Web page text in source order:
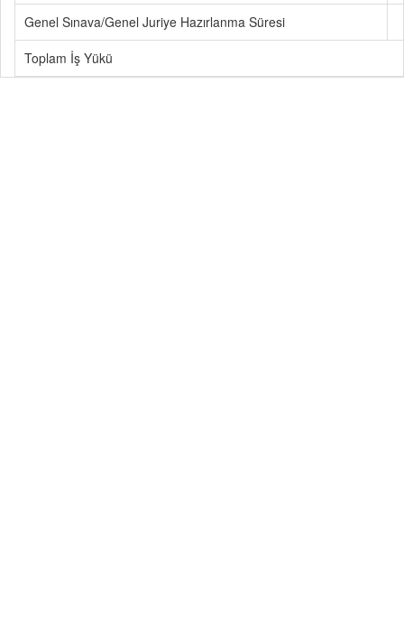
Genel Sınava/Genel Juriye Hazırlanma Süresi
Toplam İş Yükü